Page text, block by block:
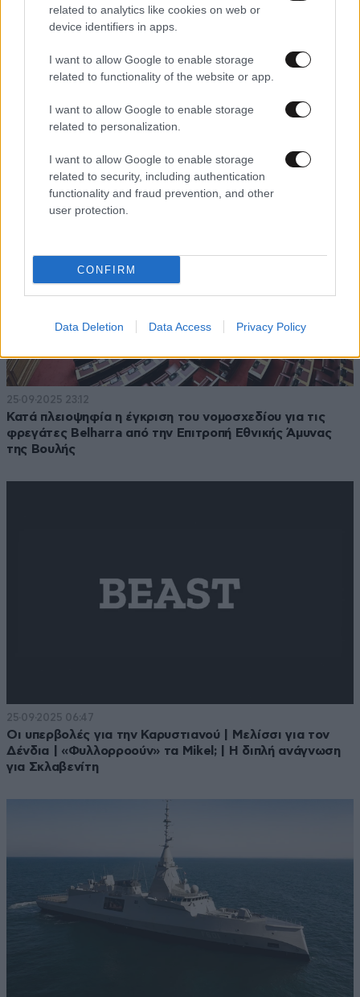
related to analytics like cookies on web or
device identifiers in apps.
I want to allow Google to enable storage
related to functionality of the website or app.
I want to allow Google to enable storage
related to personalization.
I want to allow Google to enable storage
related to security, including authentication
functionality and fraud prevention, and other
user protection.
CONFIRM
Data Deletion Data Access Privacy Policy
01·10·2025 06:47
Τι ζήτησε ο Μητσοτάκης όταν έκλεισαν οι κάμερες | Ο
διάλογος Μπουκώρου – Πολάκη | Γιατί δεν πουλιέται ο
Νιτσιάκος
25·09·2025 23:12
Κατά πλειοψηφία η έγκριση του νομοσχεδίου για τις
φρεγάτες Belharra από την Επιτροπή Εθνικής Άμυνας
της Βουλής
25·09·2025 06:47
Οι υπερβολές για την Καρυστιανού | Μελίσσι για τον
Δένδια | «Φυλλορροούν» τα Mikel; | H διπλή ανάγνωση
για Σκλαβενίτη